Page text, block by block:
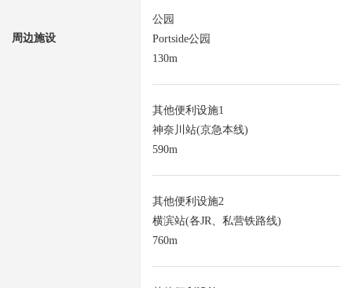
周边施设
公园
Portside公园
130m
其他便利设施1
神奈川站(京急本线)
590m
其他便利设施2
横滨站(各JR、私营铁路线)
760m